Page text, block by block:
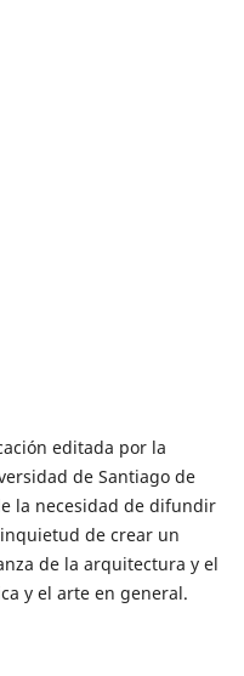
editada por la
de Santiago de
la necesidad de difundir
de crear un
de la arquitectura y el
y el arte en general.